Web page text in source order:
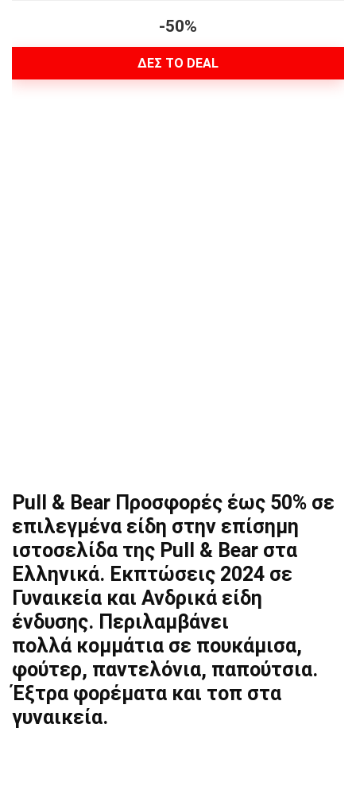
-50%
ΔΕΣ ΤΟ DEAL
Pull & Bear Προσφορές έως 50% σε
επιλεγμένα είδη στην επίσημη
ιστοσελίδα της Pull & Bear στα
Ελληνικά. Εκπτώσεις 2024 σε
Γυναικεία και Ανδρικά είδη
ένδυσης. Περιλαμβάνει
πολλά κομμάτια σε πουκάμισα,
φούτερ, παντελόνια, παπούτσια.
Έξτρα φορέματα και τοπ στα
γυναικεία.